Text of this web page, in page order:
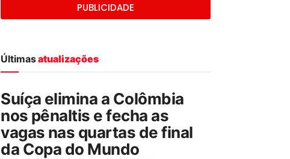
PUBLICIDADE
Últimasatualizações
Suíça elimina a Colômbia
nos pênaltis e fecha as
vagas nas quartas de final
da Copa do Mundo